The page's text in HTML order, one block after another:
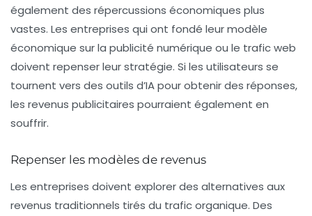
également des répercussions économiques plus
vastes. Les entreprises qui ont fondé leur modèle
économique sur la publicité numérique ou le trafic web
doivent repenser leur stratégie. Si les utilisateurs se
tournent vers des outils d’IA pour obtenir des réponses,
les revenus publicitaires pourraient également en
souffrir.
Repenser les modèles de revenus
Les entreprises doivent explorer des alternatives aux
revenus traditionnels tirés du trafic organique. Des